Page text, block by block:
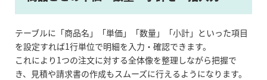
テーブルに「商品名」「単価」「数量」「小計」といった項目
を設定すれば1行単位で明細を入力・確認できます。
これにより1つの注文に対する全体像を整理しながら把握で
き、見積や請求書の作成もスムーズに行えるようになります。